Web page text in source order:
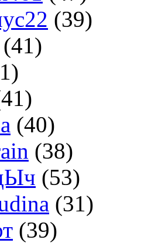
(39)
(40)
(38)
(53)
(31)
(39)